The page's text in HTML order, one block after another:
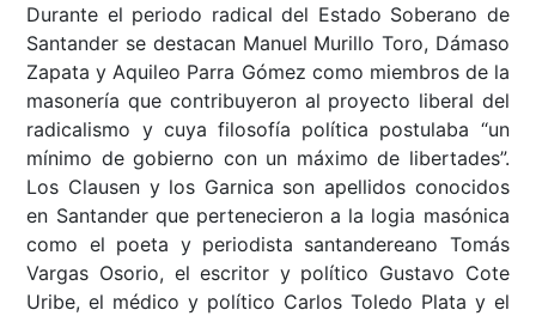
Durante el periodo radical del Estado Soberano de
Santander se destacan Manuel Murillo Toro, Dámaso
Zapata y Aquileo Parra Gómez como miembros de la
masonería que contribuyeron al proyecto liberal del
radicalismo y cuya filosofía política postulaba “un
mínimo de gobierno con un máximo de libertades”.
Los Clausen y los Garnica son apellidos conocidos
en Santander que pertenecieron a la logia masónica
como el poeta y periodista santandereano Tomás
Vargas Osorio, el escritor y político Gustavo Cote
Uribe, el médico y político Carlos Toledo Plata y el